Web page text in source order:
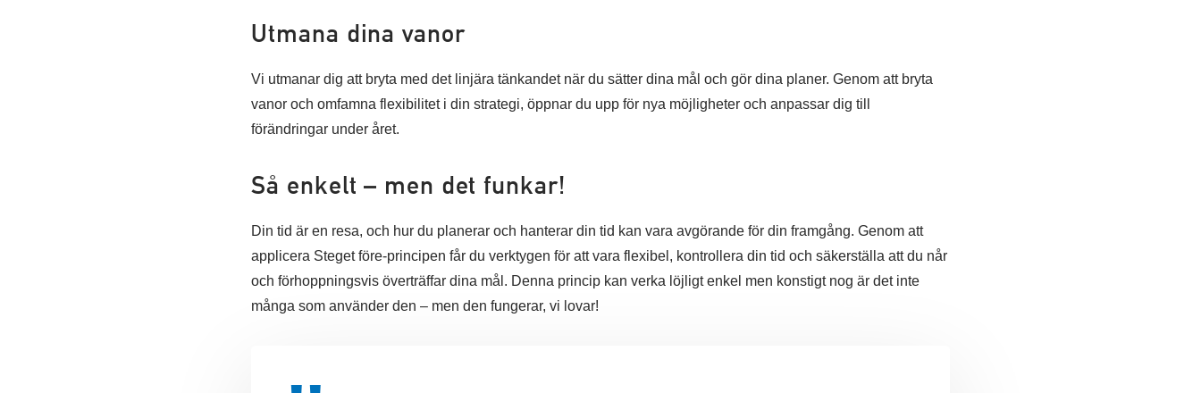
Utmana dina vanor
Vi utmanar dig att bryta med det linjära tänkandet när du sätter dina mål och gör dina planer. Genom att bryta
vanor och omfamna flexibilitet i din strategi, öppnar du upp för nya möjligheter och anpassar dig till
förändringar under året.
Så enkelt – men det funkar!
Din tid är en resa, och hur du planerar och hanterar din tid kan vara avgörande för din framgång. Genom att
applicera Steget före-principen får du verktygen för att vara flexibel, kontrollera din tid och säkerställa att du når
och förhoppningsvis överträffar dina mål. Denna princip kan verka löjligt enkel men konstigt nog är det inte
många som använder den – men den fungerar, vi lovar!